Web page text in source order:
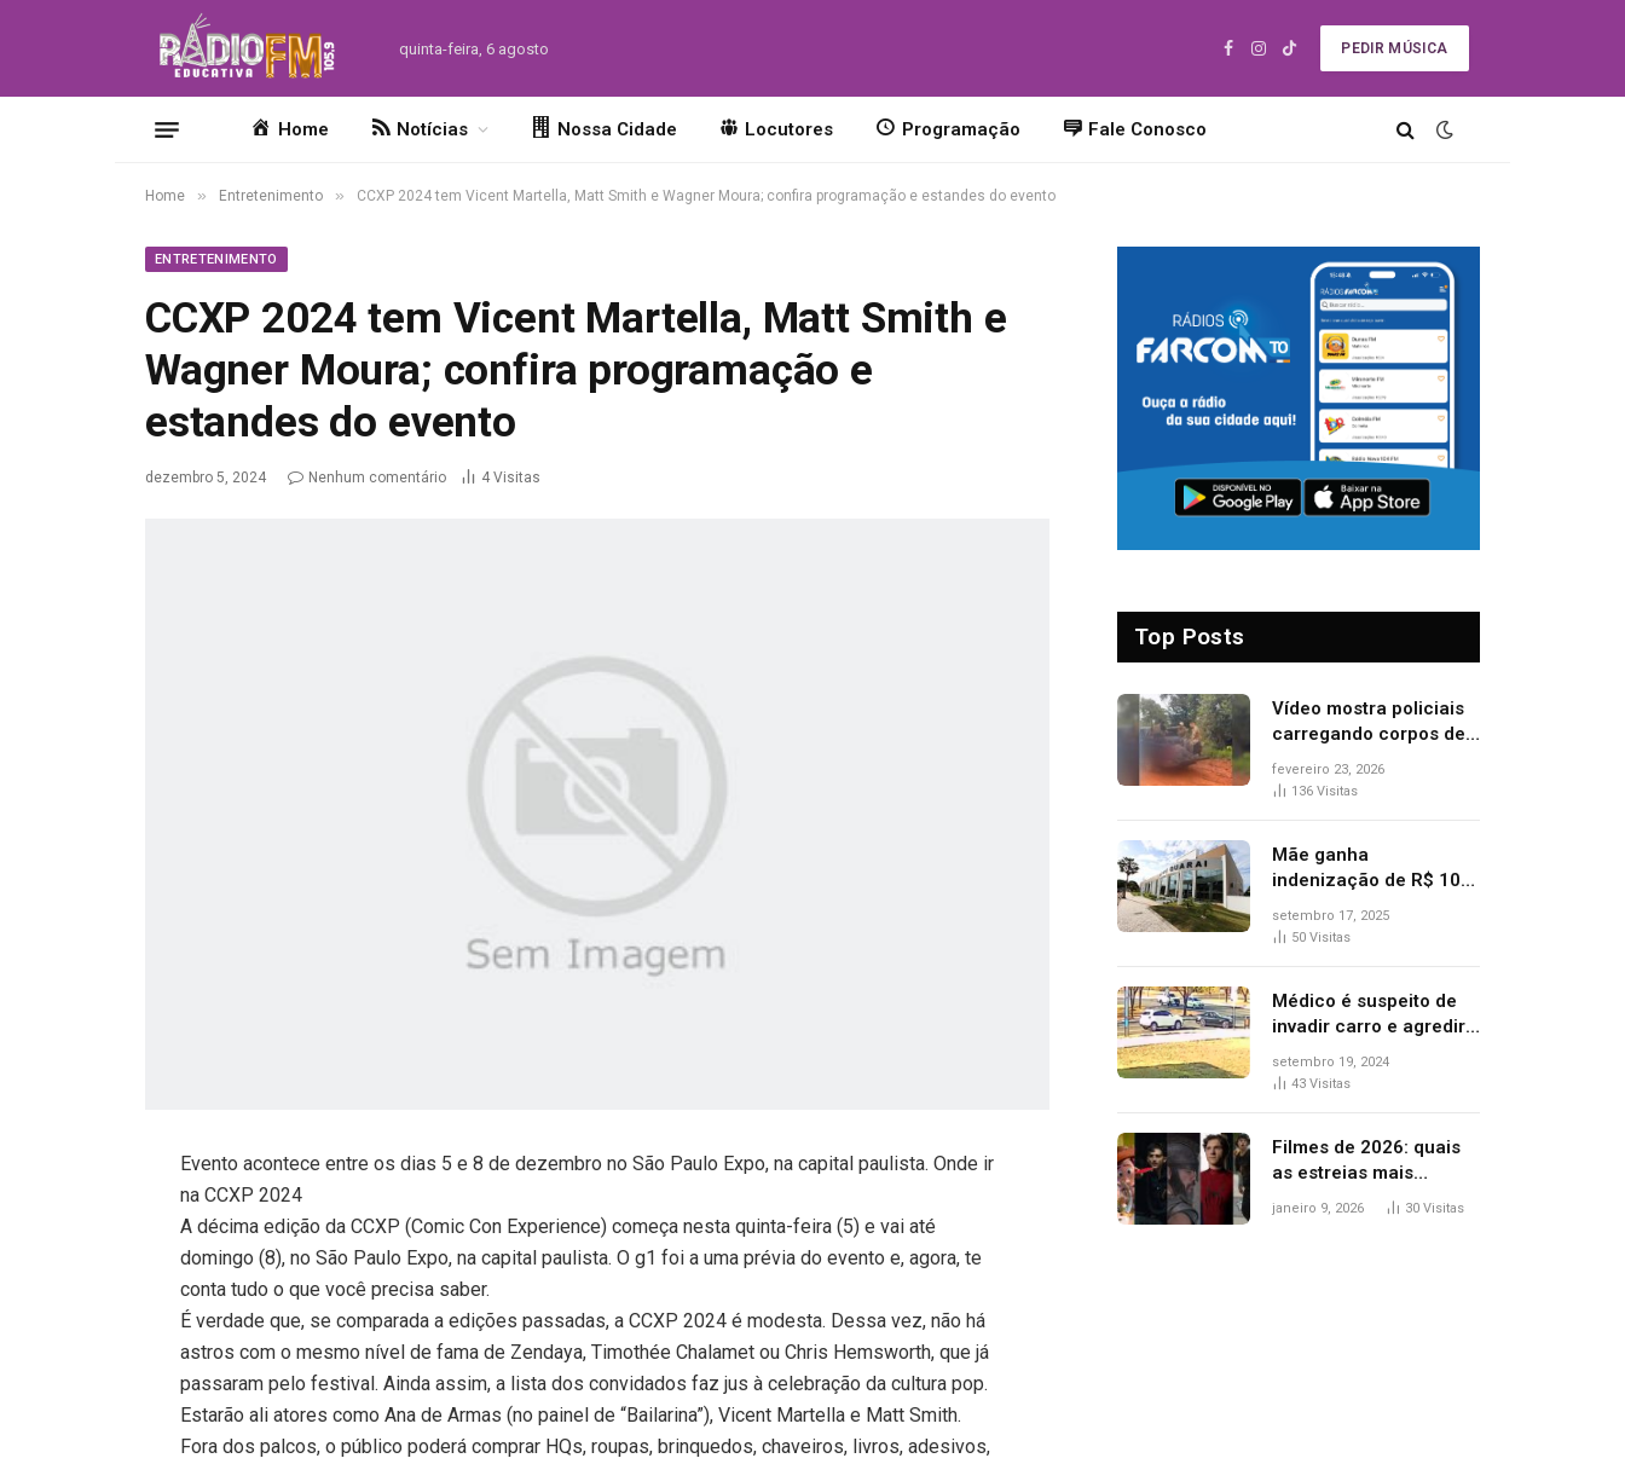
quinta-feira, 6 agosto
Facebook
Instagram
TikTok
PEDIR MÚSICA
Home Notícias Nossa Cidade Locutores Programação Fale Conosco
Home » Entretenimento » CCXP 2024 tem Vicent Martella, Matt Smith e Wagner Moura; confira programação e estandes do evento
ENTRETENIMENTO
CCXP 2024 tem Vicent Martella, Matt Smith e
Wagner Moura; confira programação e
estandes do evento
dezembro 5, 2024 Nenhum comentário 4 Visitas
Evento acontece entre os dias 5 e 8 de dezembro no São Paulo Expo, na capital paulista. Onde ir
na CCXP 2024
A décima edição da CCXP (Comic Con Experience) começa nesta quinta-feira (5) e vai até
domingo (8), no São Paulo Expo, na capital paulista. O g1 foi a uma prévia do evento e, agora, te
conta tudo o que você precisa saber.
É verdade que, se comparada a edições passadas, a CCXP 2024 é modesta. Dessa vez, não há
astros com o mesmo nível de fama de Zendaya, Timothée Chalamet ou Chris Hemsworth, que já
passaram pelo festival. Ainda assim, a lista dos convidados faz jus à celebração da cultura pop.
Estarão ali atores como Ana de Armas (no painel de “Bailarina”), Vicent Martella e Matt Smith.
Fora dos palcos, o público poderá comprar HQs, roupas, brinquedos, chaveiros, livros, adesivos,
Top Posts
Vídeo mostra policiais
carregando corpos de
suspeitos mortos em
confronto dentro de
fevereiro 23, 2026
136 Visitas
Mãe ganha
indenização de R$ 10
mil após comprar doce
‘zero lactose’ e filha ter
setembro 17, 2025
50 Visitas
Médico é suspeito de
invadir carro e agredir
delegado aposentado
durante confusão no
setembro 19, 2024
43 Visitas
Filmes de 2026: quais
as estreias mais
aguardadas do ano?
janeiro 9, 2026 30 Visitas